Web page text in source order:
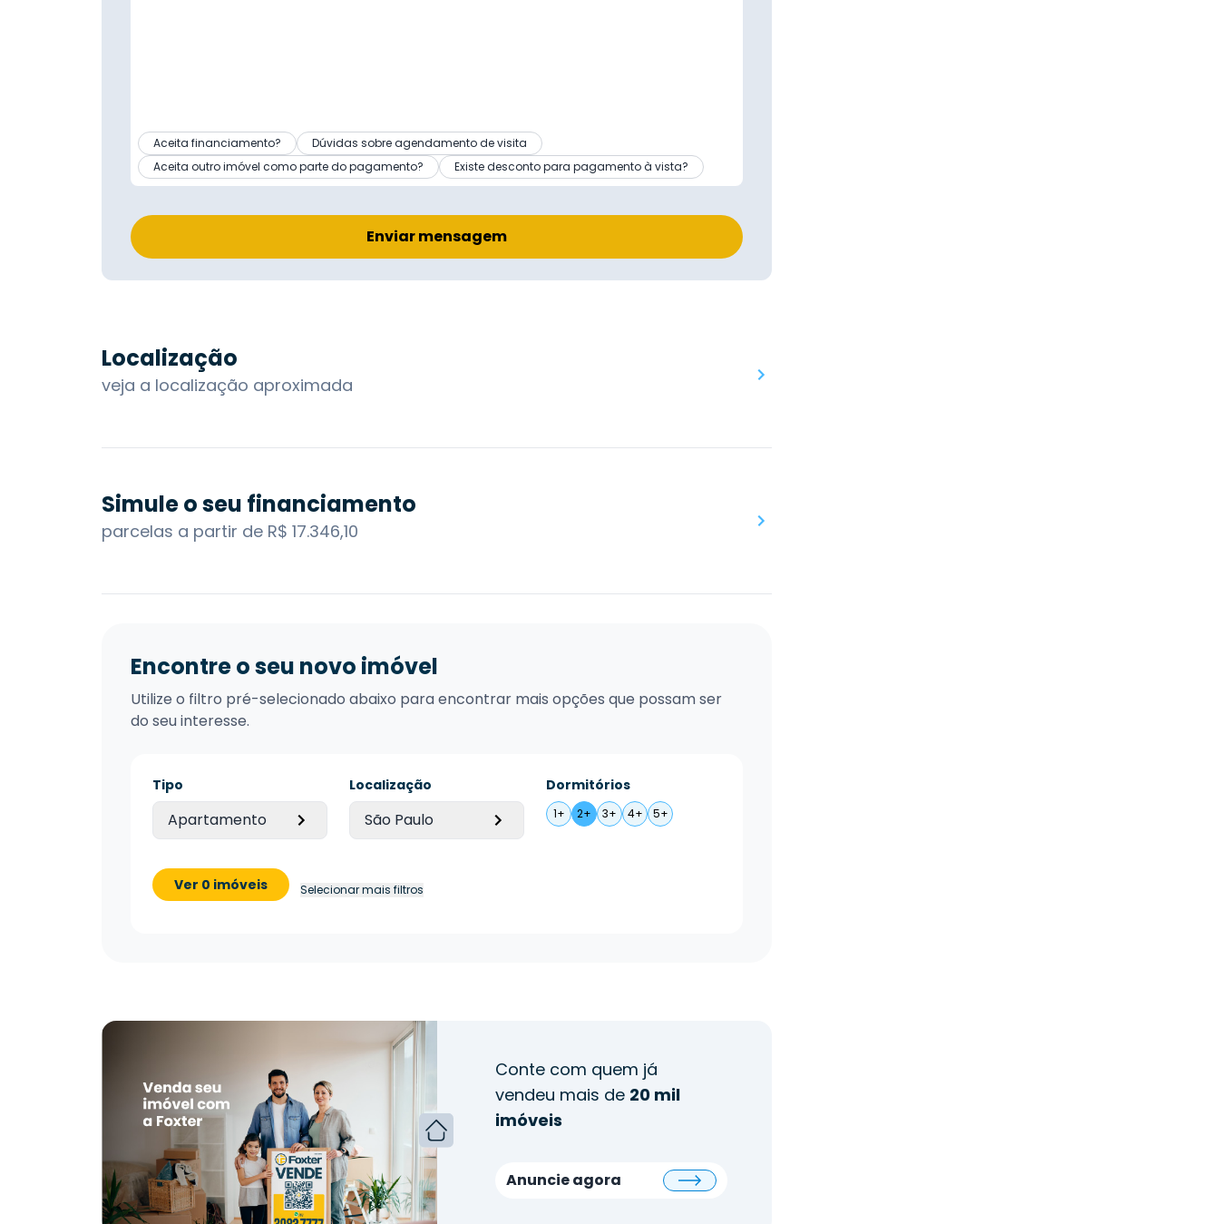
Aceita financiamento?
Dúvidas sobre agendamento de visita
Aceita outro imóvel como parte do pagamento?
Existe desconto para pagamento à vista?
Enviar mensagem
Localização
veja a localização aproximada
Simule o seu financiamento
parcelas a partir de R$ 17.346,10
Encontre o seu novo imóvel
Utilize o filtro pré-selecionado abaixo para encontrar mais opções que possam ser
do seu interesse.
Tipo
Apartamento
Localização
São Paulo
Dormitórios
1+ 2+ 3+ 4+ 5+
Ver 0 imóveis Selecionar mais filtros
Conte com quem já
vendeu mais de 20 mil
imóveis
Anuncie agora